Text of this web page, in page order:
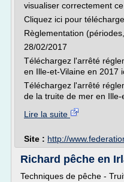
visualiser correctement ce
Cliquez ici pour
Règlementation
28/02/2017
Téléchargez l'arrêté
en Ille-et-Vilaine en 2017
Téléchargez l'arrêté
de la truite de mer en Ille-
Lire la suite
Site : http://
Richard pêche en
Techniques de pêche -